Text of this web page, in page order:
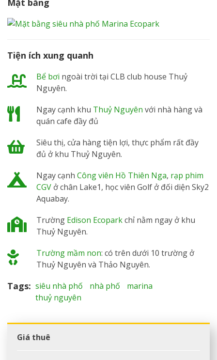
Tiện ích xung quanh
Bể bơi ngoài trời tại CLB club house Thuỷ
Nguyên.
Ngay cạnh khu Thuỷ Nguyên với nhà hàng và
quán cafe đầy đủ
Siêu thị, cửa hàng tiện lợi, thực phẩm rất đầy
đủ ở khu Thuỷ Nguyên.
Ngay cạnh Công viên Hồ Thiên Nga, rạp phim
CGV ở chân Lake1, học viên Golf ở đối diện Sky2
Aquabay.
Trường Edison Ecoparkchỉ nằm ngay ở khu
Thuỷ Nguyên.
Trường mầm non: có trên dưới 10 trường ở
Thuỷ Nguyên và Thảo Nguyên.
Tags siêu nhà phố nhà phố
marina
thuỷ nguyên
Giá thuê